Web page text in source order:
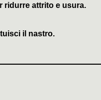
ridurre attrito e usura.
il nastro.